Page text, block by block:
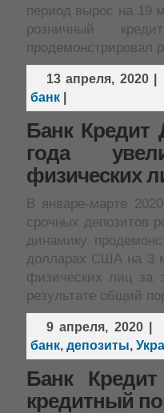
период вырос на 19
розничный
продемонстрировал
13 апреля, 2020|
банк|
Банк Кредит
года
физических
В январе-марте
срочных депозитов
динамику
долларах США на 3
физических лиц за
результате общий
9 апреля, 2020|
банк, депозиты,
Банк
кредитный